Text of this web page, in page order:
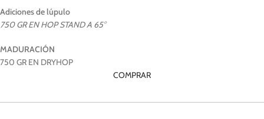
Adiciones de lúpulo
750 GR EN HOP STAND A 65°
MADURACIÓN
750 GR EN DRYHOP
COMPRAR